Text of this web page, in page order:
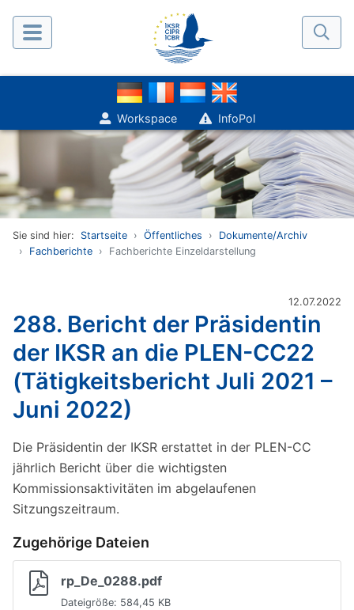
Workspace InfoPol
Sie sind hier: Startseite Öffentliches
Dokumente/Archiv
Fachberichte
Fachberichte Einzeldarstellung
12.07.2022
288. Bericht der Präsidentin
der IKSR an die PLEN-CC22
(Tätigkeitsbericht Juli 2021 –
Juni 2022)
Die Präsidentin der IKSR erstattet in der PLEN-CC
jährlich Bericht über die wichtigsten
Kommissionsaktivitäten im abgelaufenen
Sitzungszeitraum.
Zugehörige Dateien
rp_De_0288.pdf
Dateigröße: 584,45 KB